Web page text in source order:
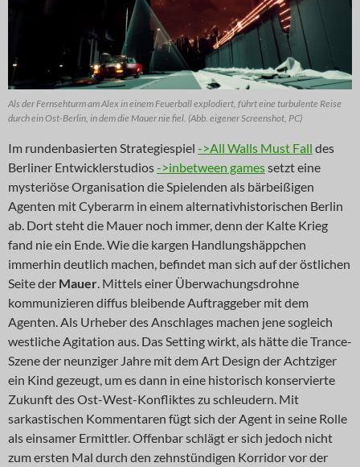
Als der Fernsehturm am Alex in einem Feuerball explodiert, führt eine turbulente Reise
durch ein Ost-Berlin, in dem die Mauer nie fiel. (Abb. eigener Screenshot, PC)
Im rundenbasierten Strategiespiel ->All Walls Must Fall des
Berliner Entwicklerstudios->inbetween gamessetzt eine
mysteriöse Organisation die Spielenden als bärbeißigen
Agenten mit Cyberarm in einem alternativhistorischen Berlin
ab. Dort steht die Mauer noch immer, denn der Kalte Krieg
fand nie ein Ende. Wie die kargen Handlungshäppchen
immerhin deutlich machen, befindet man sich auf der östlichen
Seite der Mauer . Mittels einer Überwachungsdrohne
kommunizieren diffus bleibende Auftraggeber mit dem
Agenten. Als Urheber des Anschlages machen jene sogleich
westliche Agitation aus. Das Setting wirkt, als hätte die Trance-
Szene der neunziger Jahre mit dem Art Design der Achtziger
ein Kind gezeugt, um es dann in eine historisch konservierte
Zukunft des Ost-West-Konfliktes zu schleudern. Mit
sarkastischen Kommentaren fügt sich der Agent in seine Rolle
als einsamer Ermittler. Offenbar schlägt er sich jedoch nicht
zum ersten Mal durch den zehnstündigen Korridor vor der